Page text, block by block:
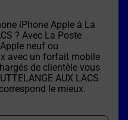
iPhone Apple à La
? Avec La Poste
neuf ou
avec un forfait mobile
de clientèle vous
AUX LACS
le mieux.